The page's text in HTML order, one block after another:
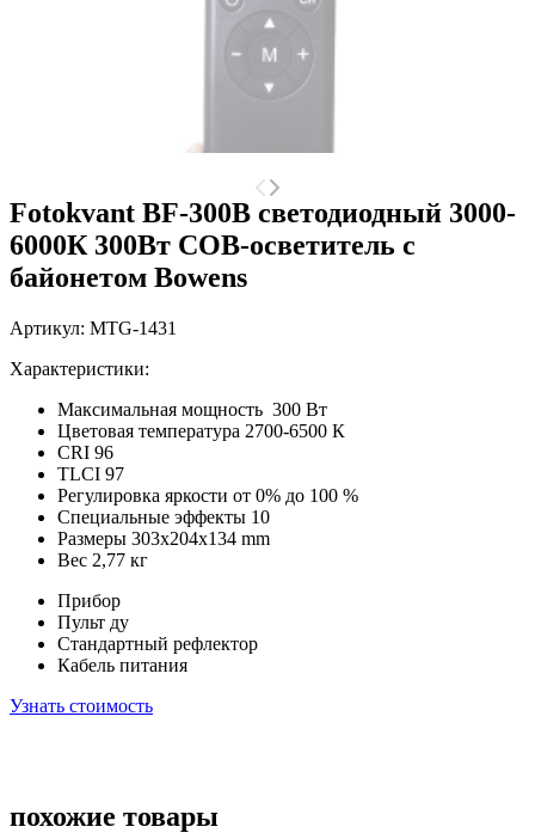
Fotokvant BF-300B светодиодный 3000-
6000К 300Вт COB-осветитель с
байонетом Bowens
Артикул: MTG-1431
Характеристики:
Максимальная мощность 300 Вт
Цветовая температура 2700-6500 К
CRI 96
TLCI 97
Регулировка яркости от 0% до 100 %
Специальные эффекты 10
Размеры 303х204х134 mm
Вес 2,77 кг
Прибор
Пульт ду
Стандартный рефлектор
Кабель питания
Узнать стоимость
похожие товары